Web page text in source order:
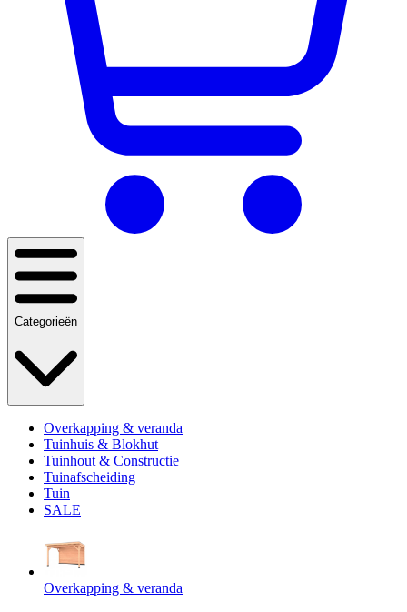
Categorieën
Overkapping & veranda
Tuinhuis & Blokhut
Tuinhout & Constructie
Tuinafscheiding
Tuin
SALE
Overkapping & veranda